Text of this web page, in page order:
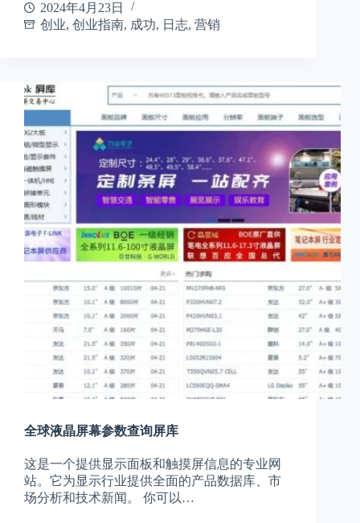
2024年4月23日
创业, 创业指南, 成功, 日志, 营销
全球液晶屏幕参数查询屏库
这是一个提供显示面板和触摸屏信息的专业网
站。它为显示行业提供全面的产品数据库、市
场分析和技术新闻。 你可以…